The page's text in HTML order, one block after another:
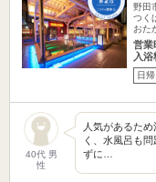
野田
つく
おた
営業
入浴
日帰
40代 男
性
人気があるた
く、水風呂も
ずに…